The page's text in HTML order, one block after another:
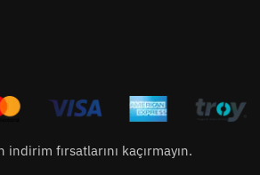
fırsatlarını kaçırmayın.